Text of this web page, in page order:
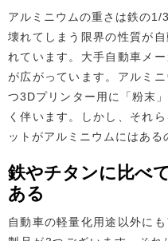
アルミニウムの重さは鉄の1/
壊れてしまう限界の性質が
れています。大手自動車メ
が広がっています。アルミ
つ3Dプリンター用に「粉末
く伴います。しかし、それ
ットがアルミニウムにはある
鉄やチタンに比べ
ある
自動車の軽量化用途以外に